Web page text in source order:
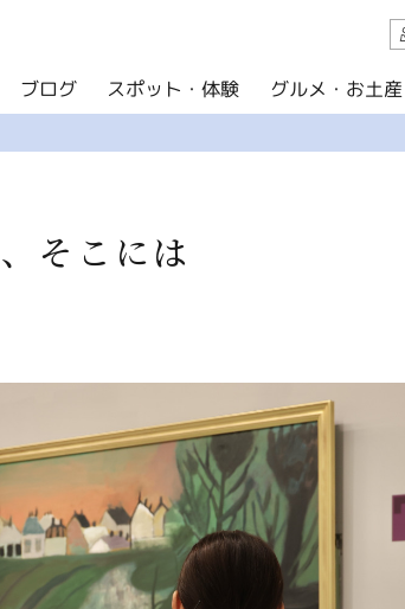
ブログ
グルメ・お土産
共有
写真ライブラリー
パンフレットダウンロード
運営組織について
Language
そこには
ブログ スポット・体験 グルメ・お土産